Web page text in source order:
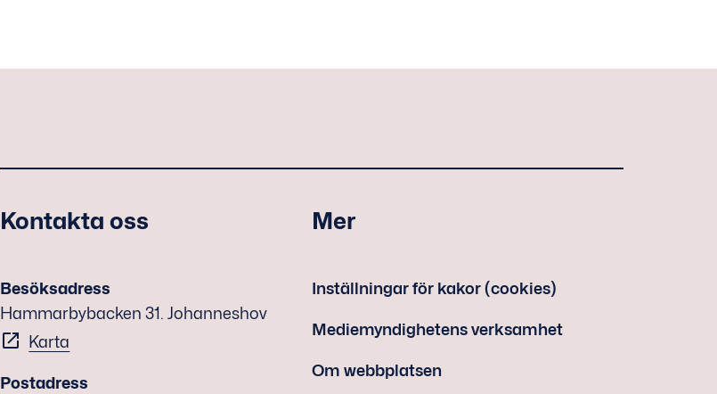
Kontakta oss
Besöksadress
Hammarbybacken 31. Johanneshov
Karta
Postadress
Mer
Inställningar för kakor (cookies)
Mediemyndighetens verksamhet
Om webbplatsen